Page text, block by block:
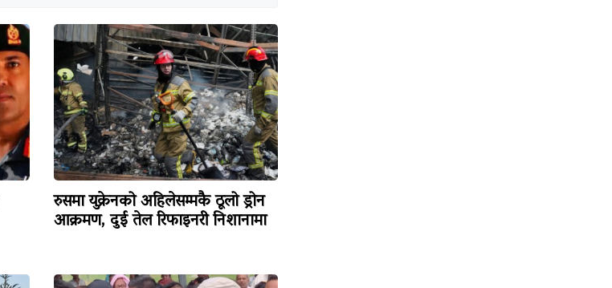
रुसमा युक्रेनको अहिलेसम्मकै ठूलो ड्रोन
आक्रमण, दुई तेल रिफाइनरी निशानामा